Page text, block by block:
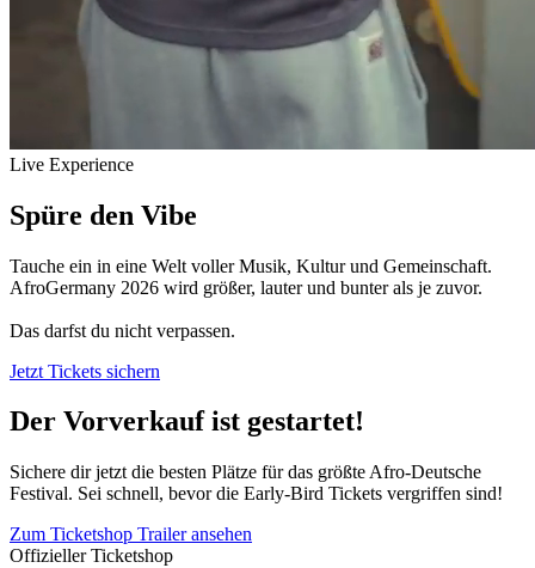
Live Experience
Spüre den Vibe
Tauche ein in eine Welt voller Musik, Kultur und Gemeinschaft.
AfroGermany 2026 wird größer, lauter und bunter als je zuvor.
Das darfst du nicht verpassen.
Jetzt Tickets sichern
Der Vorverkauf ist gestartet!
Sichere dir jetzt die besten Plätze für das größte Afro-Deutsche
Festival. Sei schnell, bevor die Early-Bird Tickets vergriffen sind!
Zum Ticketshop Trailer ansehen
Offizieller Ticketshop